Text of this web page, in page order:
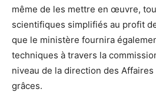
même de les mettre en œuvre,
scientifiques simplifiés au profit
que le ministère fournira
techniques à travers la
niveau de la direction des
grâces.